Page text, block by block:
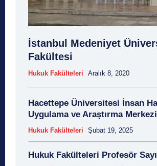
İstanbul Medeniyet
Fakültesi
Hukuk Fakülteleri Aralık 8, 2020
Hacettepe Üniversitesi İnsan
Uygulama ve Araştırma Merkezi
Hukuk Fakülteleri Şubat 19, 2025
Hukuk Fakülteleri Profesör